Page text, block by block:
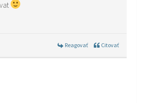
Reagovať Citovať